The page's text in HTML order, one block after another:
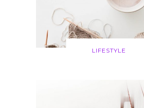
LIFESTYLE